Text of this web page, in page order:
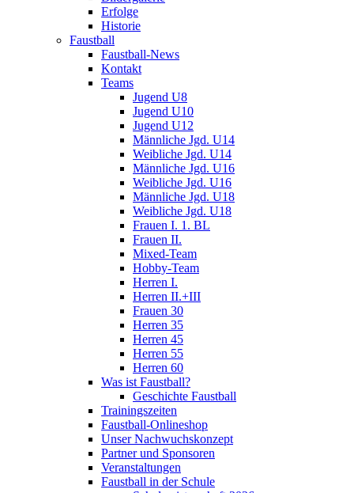
Erfolge
Historie
Faustball
Faustball-News
Kontakt
Teams
Jugend U8
Jugend U10
Jugend U12
Männliche Jgd. U14
Weibliche Jgd. U14
Männliche Jgd. U16
Weibliche Jgd. U16
Männliche Jgd. U18
Weibliche Jgd. U18
Frauen I. 1. BL
Frauen II.
Mixed-Team
Hobby-Team
Herren I.
Herren II.+III
Frauen 30
Herren 35
Herren 45
Herren 55
Herren 60
Was ist Faustball?
Geschichte Faustball
Trainingszeiten
Faustball-Onlineshop
Unser Nachwuchskonzept
Partner und Sponsoren
Veranstaltungen
Faustball in der Schule